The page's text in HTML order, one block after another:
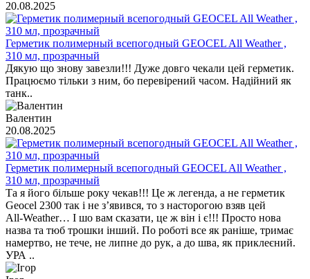
20.08.2025
Герметик полимерный всепогодный GEOCEL All Weather ,
310 мл, прозрачный
Дякую що знову завезли!!! Дуже довго чекали цей герметик.
Працюємо тільки з ним, бо перевірений часом. Надійний як
танк..
Валентин
20.08.2025
Герметик полимерный всепогодный GEOCEL All Weather ,
310 мл, прозрачный
Та я його більше року чекав!!! Це ж легенда, а не герметик
Geocel 2300 так і не з’явився, то з насторогою взяв цей
All‑Weather… І шо вам сказати, це ж він і є!!! Просто нова
назва та тюб трошки інший. По роботі все як раніше, тримає
намертво, не тече, не липне до рук, а до шва, як приклеєний.
УРА ..